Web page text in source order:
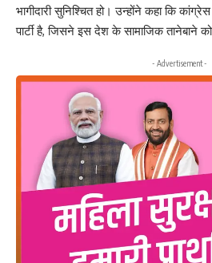
भागीदारी सुनिश्चित हो। उन्होंने कहा कि
पार्टी है, जिसने इस देश के सामाजिक तानेबाने
- Advertisement -